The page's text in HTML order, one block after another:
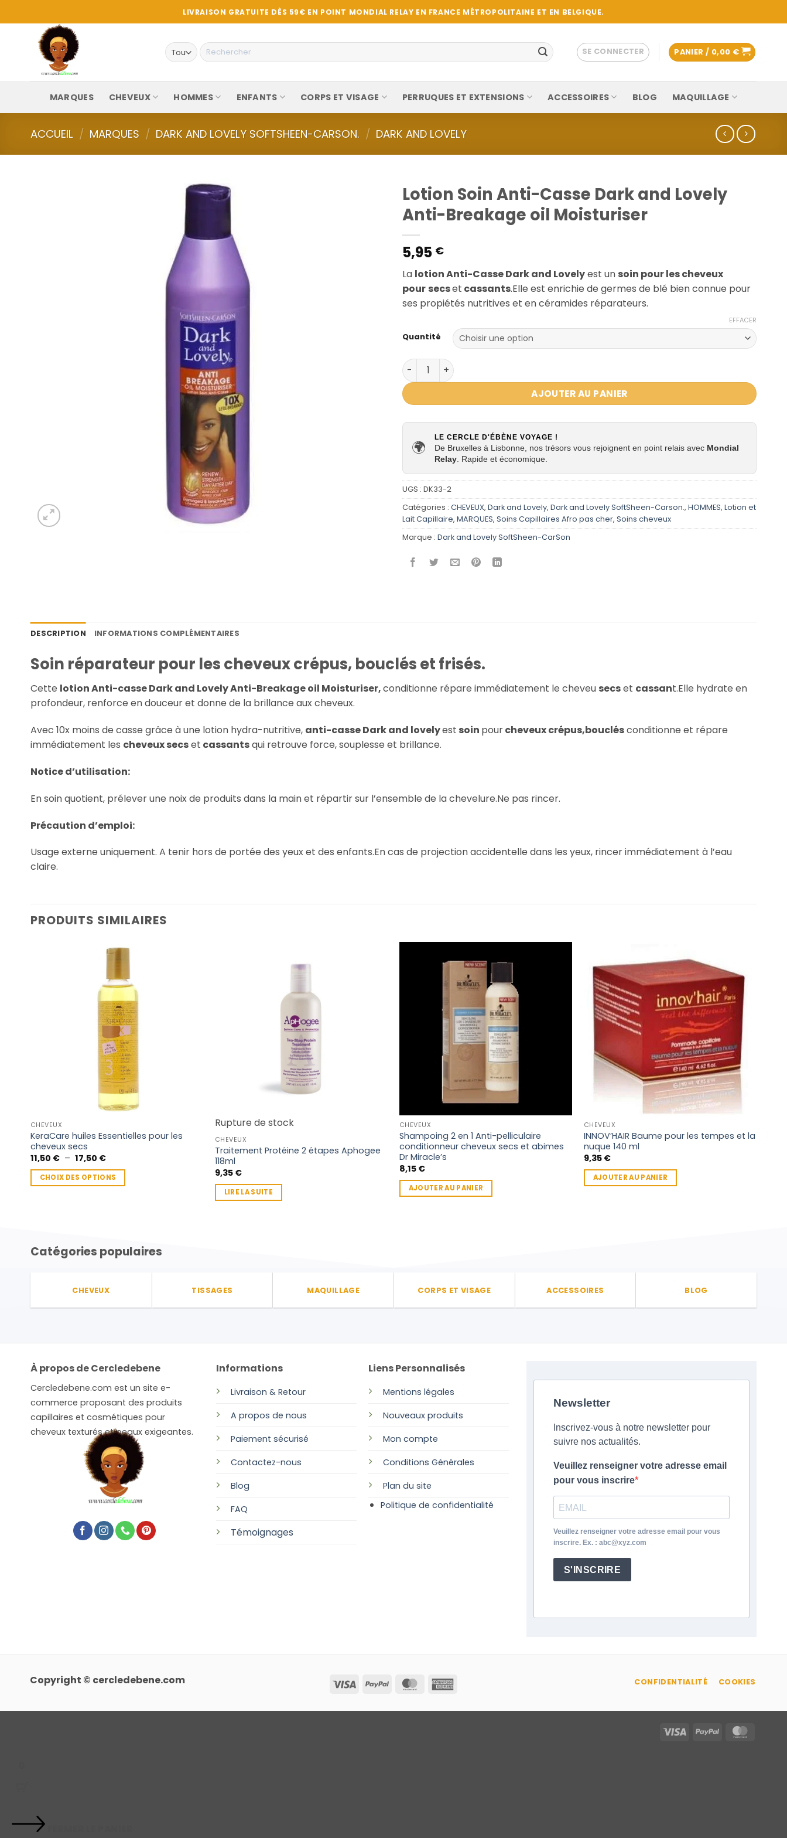
au
LIVRAISON GRATUITE DÈS 59€ EN POINT MONDIAL RELAY EN FRANCE MÉTROPOLITAINE ET EN BELGIQUE.
Recherche
pour :
SE CONNECTER PANIER / 0,00 €
MARQUES CHEVEUX HOMMES ENFANTS CORPS ET VISAGE PERRUQUES ET EXTENSIONS ACCESSOIRES BLOG MAQUILLAGE
ACCUEIL / MARQUES / DARK AND LOVELY SOFTSHEEN-CARSON. / DARK AND LOVELY
Lotion Soin Anti-Casse Dark and Lovely
Anti-Breakage oil Moisturiser
5,95 €
La lotion Anti-Casse Dark and Lovelyest un soin pour les cheveux
pour secset cassants.Elle est enrichie de germes de blé bien connue pour
ses propiétés nutritives et en céramides réparateurs.
Quantité
EFFACER
quantité de Lotion Soin Anti-Casse Dark and Lovely Anti-Breakage oil Moisturiser
AJOUTER AU PANIER
🌍
LE CERCLE D'ÉBÈNE VOYAGE !
De Bruxelles à Lisbonne, nos trésors vous rejoignent en point relais avec Mondial
Relay . Rapide et économique.
UGS : DK33-2
Catégories : CHEVEUX, Dark and Lovely, Dark and Lovely SoftSheen-Carson., HOMMES, Lotion et
Lait Capillaire, MARQUES, Soins Capillaires Afro pas cher, Soins cheveux
Marque : Dark and Lovely SoftSheen-CarSon
DESCRIPTION INFORMATIONS COMPLÉMENTAIRES
Soin réparateur pour les cheveux crépus, bouclés et frisés.
Cette lotion Anti-casse Dark and Lovely Anti-Breakage oil Moisturiser,conditionne répare immédiatement le cheveu secset cassant.Elle hydrate en
profondeur, renforce en douceur et donne de la brillance aux cheveux.
Avec 10x moins de casse grâce à une lotion hydra-nutritive, anti-casse Dark and lovelyest soin pourcheveux crépus,bouclésconditionne et répare
immédiatement les cheveux secset cassantsqui retrouve force, souplesse et brillance.
Notice d’utilisation:
En soin quotient, prélever une noix de produits dans la main et répartir sur l’ensemble de la chevelure.Ne pas rincer.
Précaution d’emploi:
Usage externe uniquement. A tenir hors de portée des yeux et des enfants.En cas de projection accidentelle dans les yeux, rincer immédiatement à l’eau
claire.
PRODUITS SIMILAIRES
CHEVEUX
KeraCare huiles Essentielles pour les
cheveux secs
11,50 € – 17,50 €Plage
prix :
11,50 €
CHOIX DES OPTIONS
variations.
Les
du
Rupture de stock
CHEVEUX
Traitement Protéine 2 étapes Aphogee
118ml
9,35 €
LIRE LA SUITE
CHEVEUX
Shampoing 2 en 1 Anti-pelliculaire
conditionneur cheveux secs et abimes
Dr Miracle’s
8,15 €
AJOUTER AU PANIER
CHEVEUX
INNOV’HAIR Baume pour les tempes et la
nuque 140 ml
9,35 €
AJOUTER AU PANIER
Catégories populaires
CHEVEUX TISSAGES MAQUILLAGE CORPS ET VISAGE ACCESSOIRES BLOG
À propos de Cercledebene
Cercledebene.com est un site e-
commerce proposant des produits
capillaires et cosmétiques pour
cheveux texturés et peaux exigeantes.
Informations
Livraison & Retour
A propos de nous
Paiement sécurisé
Contactez-nous
Blog
FAQ
Témoignages
Liens Personnalisés
Mentions légales
Nouveaux produits
Mon compte
Conditions Générales
Plan du site
Politique de confidentialité
Newsletter
Inscrivez-vous à notre newsletter pour
suivre nos actualités.
Veuillez renseigner votre adresse email
pour vous inscrire
Veuillez renseigner votre adresse email pour vous
inscrire. Ex. : abc@xyz.com
S'INSCRIRE
Copyright © cercledebene.com Visa PayPal MasterCardAmerican
CONFIDENTIALITÉ COOKIES
Visa PayPal